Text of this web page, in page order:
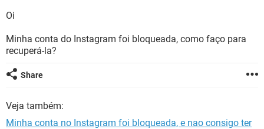
GUIA DE COMPRAS
GUIA DE COMPRAS
CELULAR
OUTLOOK EXCEL
INSTAGRAM
GUIA DE COMPRAS
Oi
Minha conta do Instagram foi bloqueada, como faço para
recuperá-la?
Share
Veja também:
Minha conta no Instagram foi bloqueada, e nao consigo ter